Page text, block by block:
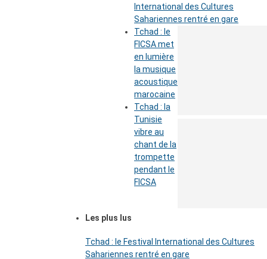
International des Cultures
Sahariennes rentré en gare
Tchad : le
FICSA met
en lumière
la musique
acoustique
marocaine
Tchad : la
Tunisie
vibre au
chant de la
trompette
pendant le
FICSA
Les plus lus
Tchad : le Festival International des Cultures
Sahariennes rentré en gare